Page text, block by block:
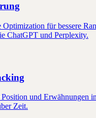
Optimization für bessere
ChatGPT und Perplexity.
und Erwähnungen
Zeit.